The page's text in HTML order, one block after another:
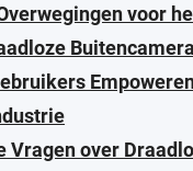
voor
Buitencamera
Vragen over